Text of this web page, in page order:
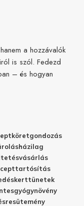
a hozzávalók
is szól. Fedezd
– és hogyan
köretgondozás
házilag
vásárlás
tartósítás
kerttünetek
gyógynövény
sütemény